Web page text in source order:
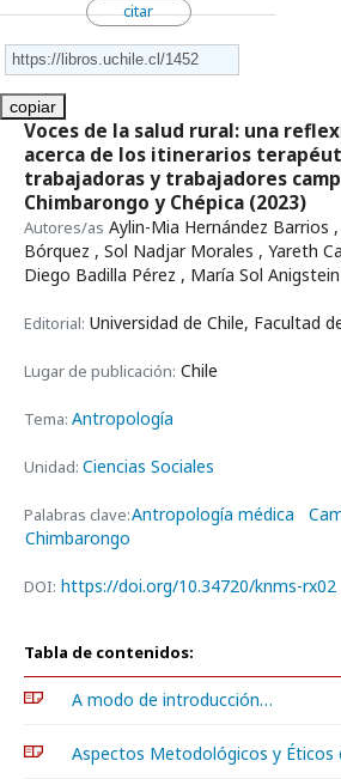
citar
copiar
Voces de la salud rural: una
acerca de los itinerarios
trabajadoras y trabajadores
Chimbarongo y Chépica (2023)
Autores/as Aylin-Mia Hernández Barrios ,
Bórquez , Sol Nadjar Morales , Yareth
Diego Badilla Pérez , María Sol
Editorial: Universidad de Chile, Facultad
Lugar de publicación: Chile
Tema: Antropología
Unidad: Ciencias Sociales
Palabras clave:Antropología médica
Chimbarongo
DOI: https://doi.org/10.34720/knms-rx02
Tabla de contenidos:
A modo de introducción…
Aspectos Metodológicos y Éticos